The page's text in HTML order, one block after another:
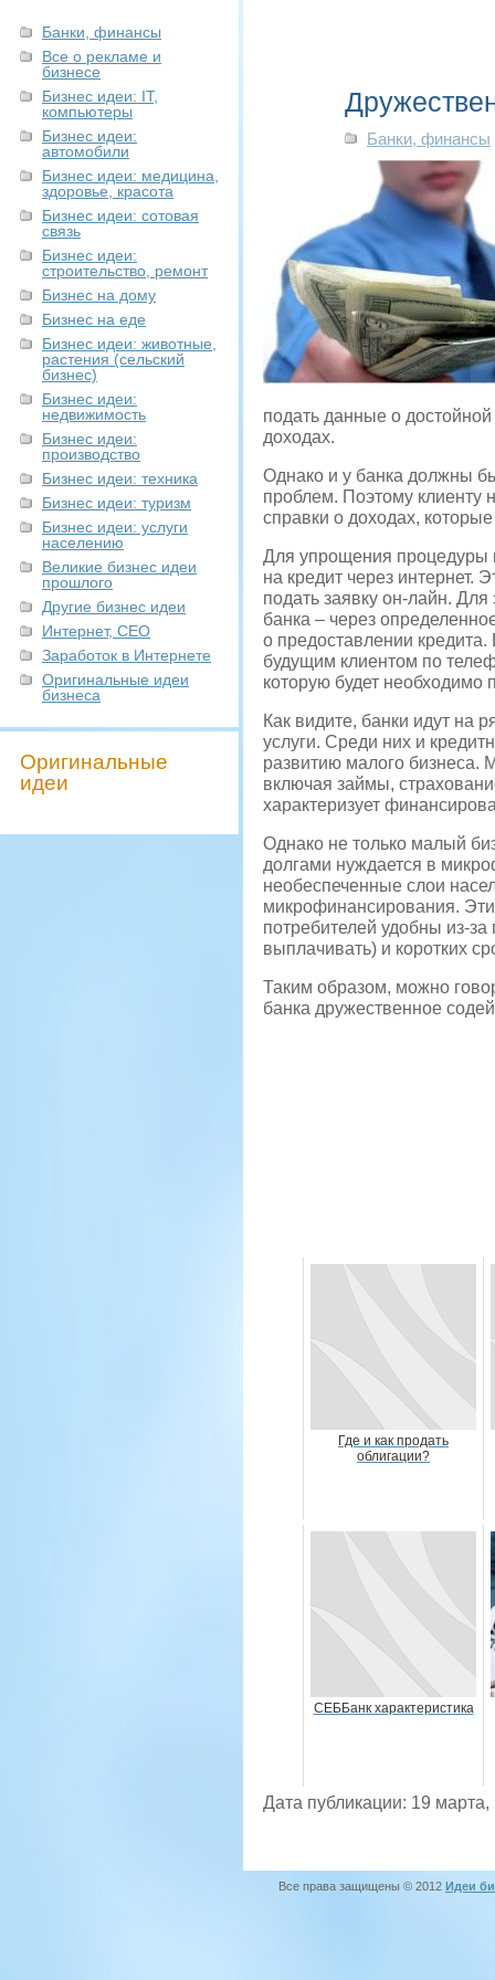
Банки, финансы
Все о рекламе и
бизнесе
Бизнес идеи: IT,
компьютеры
Бизнес идеи:
автомобили
Бизнес идеи: медицина,
здоровье, красота
Бизнес идеи: сотовая
связь
Бизнес идеи:
строительство, ремонт
Бизнес на дому
Бизнес на еде
Бизнес идеи: животные,
растения (сельский
бизнес)
Бизнес идеи:
недвижимость
Бизнес идеи:
производство
Бизнес идеи: техника
Бизнес идеи: туризм
Бизнес идеи: услуги
населению
Великие бизнес идеи
прошлого
Другие бизнес идеи
Интернет, СЕО
Заработок в Интернете
Оригинальные идеи
бизнеса
Оригинальные
идеи
Банки, финансы
подать данные о
доходах.
Однако и у банка должны
проблем. Поэтому клиенту
справки о доходах,
Для упрощения процедуры
на кредит через интернет.
подать заявку он-лайн. Для
банка – через
о предоставлении
будущим клиентом по
которую будет необходимо
Как видите, банки идут на
услуги. Среди них и
развитию малого бизнеса.
включая займы,
характеризует
Однако не только малый
долгами нуждается в
необеспеченные слои
микрофинансирования.
потребителей удобны из-
выплачивать) и коротких
Таким образом, можно
банка дружественное
Где и как продать
облигации?
СЕББанк характеристика
Дата публикации: 19 марта,
Все права защищены © 2012 Идеи